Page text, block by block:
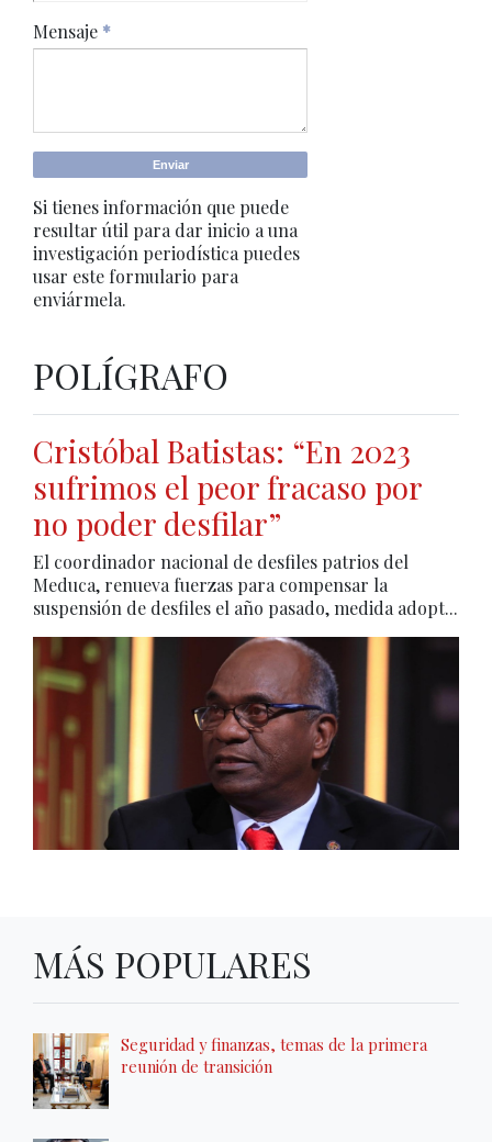
Mensaje *
Si tienes información que puede
resultar útil para dar inicio a una
investigación periodística puedes
usar este formulario para
enviármela.
POLÍGRAFO
Cristóbal Batistas: “En 2023
sufrimos el peor fracaso por
no poder desfilar”
El coordinador nacional de desfiles patrios del
Meduca, renueva fuerzas para compensar la
suspensión de desfiles el año pasado, medida adopt...
MÁS POPULARES
Seguridad y finanzas, temas de la primera
reunión de transición